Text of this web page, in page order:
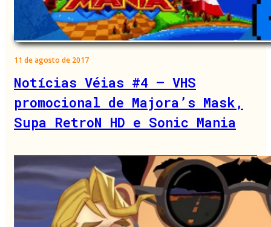
11 de agosto de 2017
Notícias Véias #4 – VHS
promocional de Majora’s Mask,
Supa RetroN HD e Sonic Mania